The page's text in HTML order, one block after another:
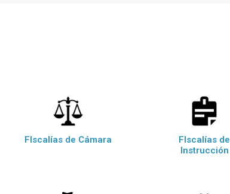
FIscalías de Cámara
FIscalías de
Instrucción